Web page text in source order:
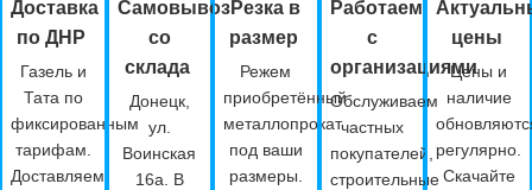
Доставка
по ДНР
Газель и
Тата по
фиксированным
тарифам.
Доставляем
Самовывоз
со
склада
Донецк,
ул.
Воинская
16а. В
Резка в
размер
Режем
приобретённый
металлопрокат
под ваши
размеры.
Работаем
с
организациями
Обслуживаем
частных
покупателей,
строительные
цены
Цены и
наличие
регулярно.
Скачайте